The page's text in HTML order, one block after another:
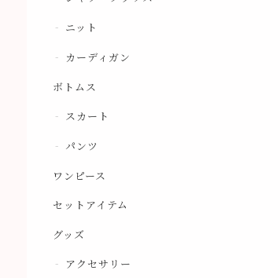
ニット
カーディガン
ボトムス
スカート
パンツ
ワンピース
セットアイテム
グッズ
アクセサリー